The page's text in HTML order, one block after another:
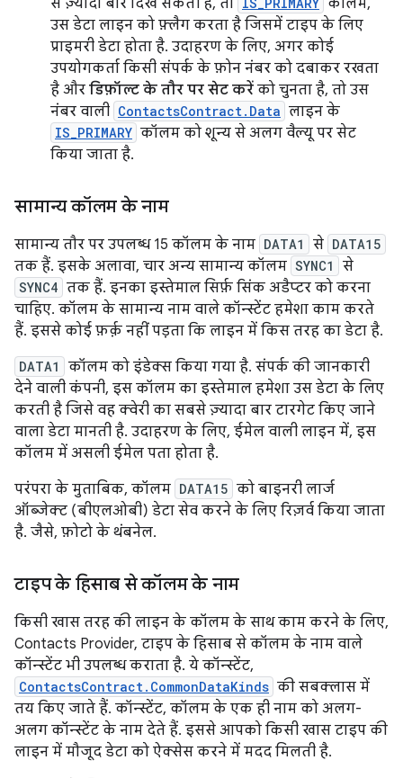
से ज़्यादा बार दिख सकती है, तो
कॉलम,
उस डेटा लाइन को फ़्लैग करता है जिसमें टाइप के लिए
प्राइमरी डेटा होता है. उदाहरण के लिए, अगर कोई
उपयोगकर्ता किसी संपर्क के फ़ोन नंबर को दबाकर रखता
है और डिफ़ॉल्ट के तौर पर सेट करें को चुनता है, तो उस
नंबर वाली ContactsContract.Data लाइन के
IS_PRIMARY कॉलम को शून्य से अलग वैल्यू पर सेट
किया जाता है.
सामान्य कॉलम के नाम
सामान्य तौर पर उपलब्ध 15 कॉलम के नाम DATA1 से DATA15
तक हैं. इसके अलावा, चार अन्य सामान्य कॉलम SYNC1 से
SYNC4 तक हैं. इनका इस्तेमाल सिर्फ़ सिंक अडैप्टर को करना
चाहिए. कॉलम के सामान्य नाम वाले कॉन्स्टेंट हमेशा काम करते
हैं. इससे कोई फ़र्क़ नहीं पड़ता कि लाइन में किस तरह का डेटा है.
DATA1
कॉलम को इंडेक्स किया गया है. संपर्क की जानकारी
देने वाली कंपनी, इस कॉलम का इस्तेमाल हमेशा उस डेटा के लिए
करती है जिसे वह क्वेरी का सबसे ज़्यादा बार टारगेट किए जाने
वाला डेटा मानती है. उदाहरण के लिए, ईमेल वाली लाइन में, इस
कॉलम में असली ईमेल पता होता है.
परंपरा के मुताबिक, कॉलम DATA15 को बाइनरी लार्ज
ऑब्जेक्ट (बीएलओबी) डेटा सेव करने के लिए रिज़र्व किया जाता
है. जैसे, फ़ोटो के थंबनेल.
टाइप के हिसाब से कॉलम के नाम
किसी खास तरह की लाइन के कॉलम के साथ काम करने के लिए,
Contacts Provider, टाइप के हिसाब से कॉलम के नाम वाले
कॉन्स्टेंट भी उपलब्ध कराता है. ये कॉन्स्टेंट,
ContactsContract.CommonDataKinds की सबक्लास में
तय किए जाते हैं. कॉन्स्टेंट, कॉलम के एक ही नाम को अलग-
अलग कॉन्स्टेंट के नाम देते हैं. इससे आपको किसी खास टाइप की
लाइन में मौजूद डेटा को ऐक्सेस करने में मदद मिलती है.